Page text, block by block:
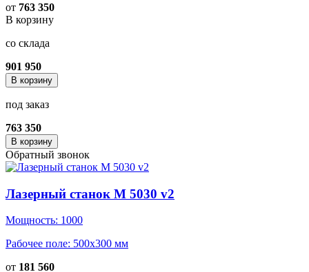
от 763 350
В корзину
со склада
901 950
В корзину
под заказ
763 350
В корзину
Обратный звонок
Лазерный станок M 5030 v2
Мощность: 1000
Рабочее поле: 500x300 мм
от 181 560